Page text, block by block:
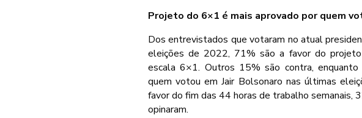
Projeto do 6×1 é mais aprovado por quem
Dos entrevistados que votaram no atual
eleições de 2022, 71% são a favor do
escala 6×1. Outros 15% são contra,
quem votou em Jair Bolsonaro nas últimas
favor do fim das 44 horas de trabalho semanais,
opinaram.